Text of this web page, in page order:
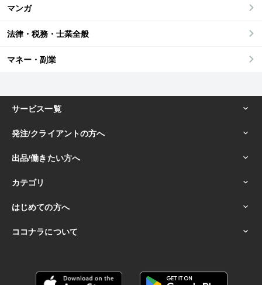
マンガ
法律・税務・士業全般
マネー・副業